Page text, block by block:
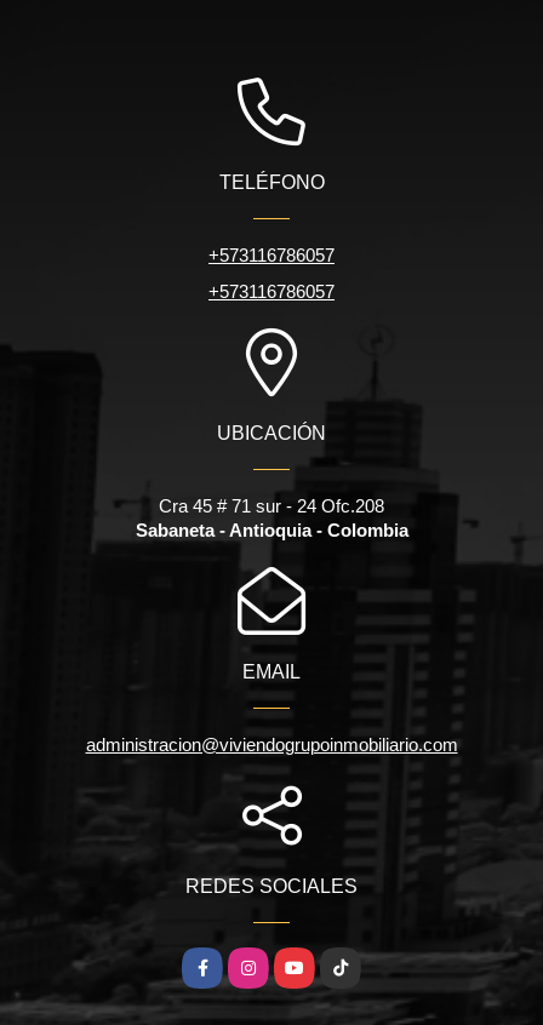
TELÉFONO
+573116786057
+573116786057
UBICACIÓN
Cra 45 # 71 sur - 24 Ofc.208
Sabaneta - Antioquia - Colombia
EMAIL
administracion@viviendogrupoinmobiliario.com
REDES SOCIALES
FacebookInstagramYouTubeTikTok